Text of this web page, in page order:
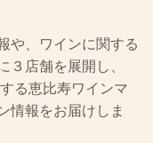
や、ワインに関する
店舗を展開し、
る恵比寿ワインマ
情報をお届けしま